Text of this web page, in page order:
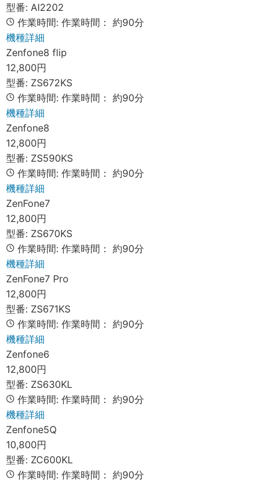
型番: AI2202
作業時間: 作業時間： 約90分
機種詳細
Zenfone8 flip
12,800円
型番: ZS672KS
作業時間: 作業時間： 約90分
機種詳細
Zenfone8
12,800円
型番: ZS590KS
作業時間: 作業時間： 約90分
機種詳細
ZenFone7
12,800円
型番: ZS670KS
作業時間: 作業時間： 約90分
機種詳細
ZenFone7 Pro
12,800円
型番: ZS671KS
作業時間: 作業時間： 約90分
機種詳細
Zenfone6
12,800円
型番: ZS630KL
作業時間: 作業時間： 約90分
機種詳細
Zenfone5Q
10,800円
型番: ZC600KL
作業時間: 作業時間： 約90分